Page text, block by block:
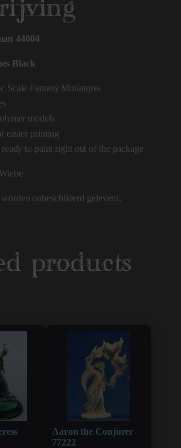
44004
Black
Scale Fantasy Miniatures
models
easier priming
to paint right out of the package
onbeschilderd geleverd.
products
Aaron the Conjurer
77222